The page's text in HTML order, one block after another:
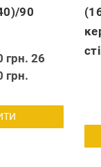
90
грн. 26
грн.